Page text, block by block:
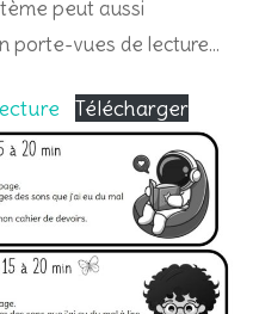
peut aussi
porte-vues de lecture…
Télécharger